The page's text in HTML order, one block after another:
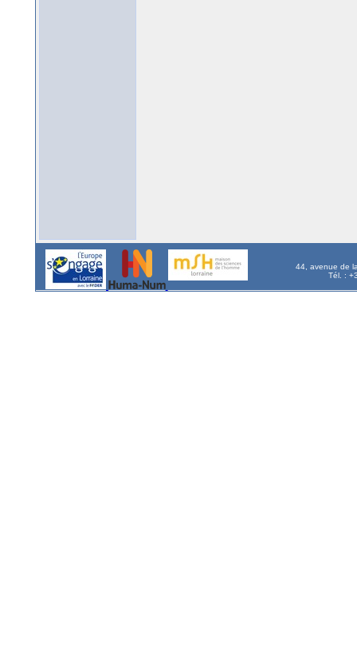
44, avenue de
Tél. :